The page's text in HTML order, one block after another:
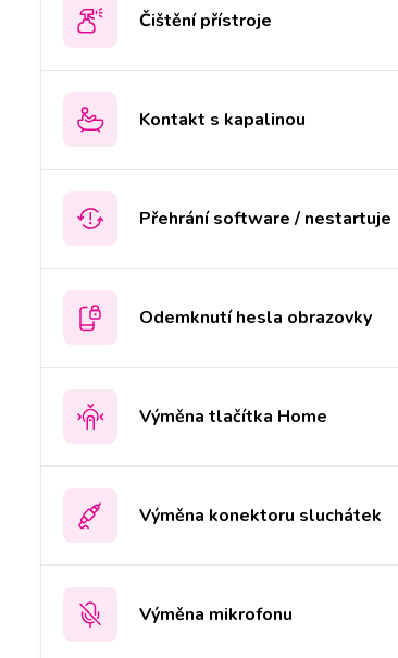
Čištění přístroje
Kontakt s kapalinou
Přehrání software / nestartuje
Odemknutí hesla obrazovky
Výměna tlačítka Home
Výměna konektoru sluchátek
Výměna mikrofonu